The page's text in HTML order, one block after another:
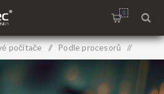
0
počítače / Podle procesorů /
Core™ Ultra 200